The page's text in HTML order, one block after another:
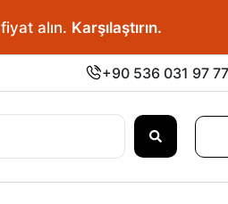
En doğru fiyatı bulun.
+90 536 031 97 77